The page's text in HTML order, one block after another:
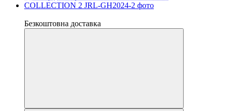
Безкоштовна доставка